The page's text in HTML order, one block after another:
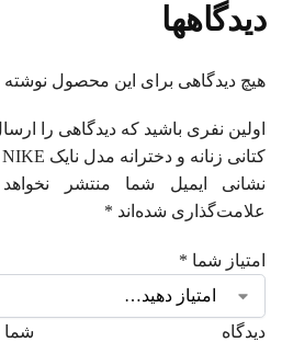
دیدگاهها
هیچ دیدگاهی برای این محصول
اولین نفری باشید که دیدگاهی را
کتانی زنانه و دخترانه مدل نایک NIKE رنگ قهوه ای کد 41250”
نشانی ایمیل شما منتشر
علامت‌گذاری شده‌اند *
امتیاز شما *